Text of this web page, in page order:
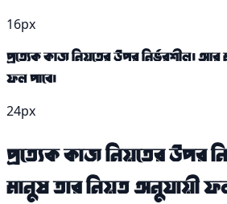
16px
প্রত্যেক কাজ নিয়তের উপর নির্ভরশীল।
ফল পাবে।
24px
প্রত্যেক কাজ নিয়তের উপর
মানুষ তার নিয়ত অনুযায়ী